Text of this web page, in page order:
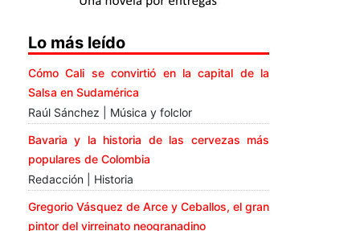
Lo más leído
Cómo Cali se convirtió en la capital de la
Salsa en Sudamérica
Raúl Sánchez | Música y folclor
Bavaria y la historia de las cervezas más
populares de Colombia
Redacción | Historia
Gregorio Vásquez de Arce y Ceballos, el gran
pintor del virreinato neogranadino